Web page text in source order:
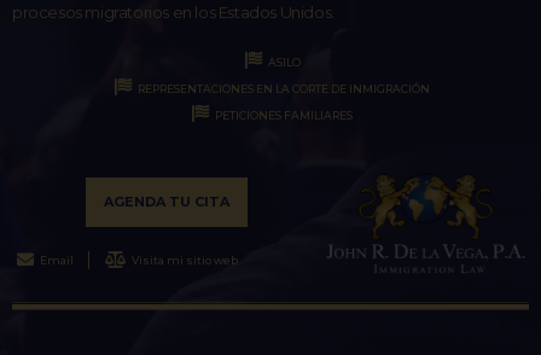
procesos migratorios en los Estados Unidos.
ASILO
REPRESENTACIONES EN LA CORTE DE INMIGRACIÓN
PETICIONES FAMILIARES
AGENDA TU CITA
Email Visita mi sitio web